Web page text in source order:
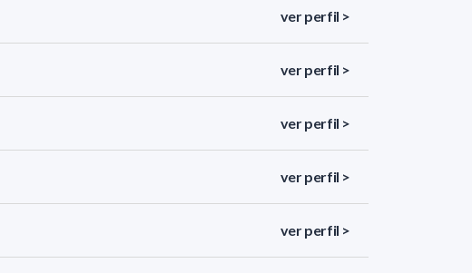
ver perfil >
ver perfil >
ver perfil >
ver perfil >
ver perfil >